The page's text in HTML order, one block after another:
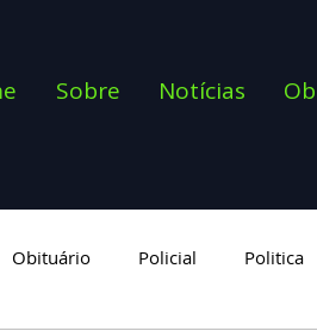
Sobre Notícias
Obituário Policial Politica